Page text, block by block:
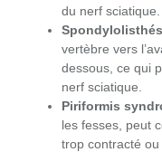
du nerf sciatique.
vertèbre vers
dessous, ce qui
nerf sciatique.
Piriformis
les fesses, peut
trop contracté ou